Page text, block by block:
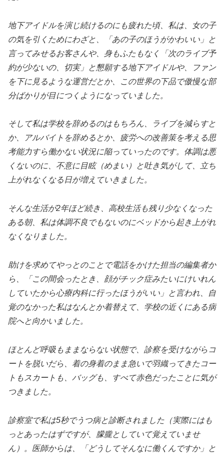
地下アイドルを演じ続けるのにも疲れた頃、私は、女の子
の気を引くためにわざと、「あの子のほうがかわいい」と
言ってみせるお客さんや、身もふたもなく「次のライブ予
約が少ないの、切実」と懇願する地下アイドルや、ファン
を下に見るような運営だとか、この世界の下品で傲慢な部
分ばかりが目につくようになっていました。
そして私は学校を辞めるのはもちろん、ライブを減らすと
か、アルバイトを辞めるとか、疲労への改善策を考える思
考能力すら働かない状況に陥っていったのです。体調は悪
くないのに、不意に目眩（めまい）と吐き気がして、立ち
上がれなくなる日が増えていきました。
そんな生活が2年ほど続き、高校生活も残り少なくなった
ある朝、私は体調不良でもないのにベッドから起き上がれ
なくなりました。
助けを求めてやっとのことで電話をかけた担当の編集者か
ら、「この間会ったとき、顔がチック症みたいにけいれん
していたから心療内科に行ったほうがいい」と言われ、自
覚のなかった私はなんとか着替えて、学校の近くにある病
院へと向かいました。
ほとんど呼吸もままならない状態で、診察を受けながらコ
ートを脱いだら、着の身着のまま急いで羽織ってきたコー
トもスカートも、バッグも、すべて赤色だったことに気が
つきました。
診察室で私は5秒でうつ病と診断されました（実際にはも
っとあったはずですが、朦朧としていて覚えていませ
ん）。医師からは、「どうしてそんなに働くんですか」と